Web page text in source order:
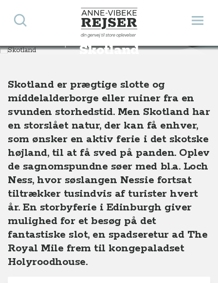
Anne-Vibeke Rejser
din genvej til store oplevelser
Åbn
Søg
Skotland
Destinationer Europa Skotland
Skotland er prægtige slotte og
middelalderborge eller ruiner fra en
svunden storhedstid. Men Skotland har
en storslået natur, der kan få enhver,
som ønsker en aktiv ferie i det skotske
højland, til at få sved på panden. Oplev
de sagnomspundne søer med bl.a. Loch
Ness, hvor søslangen Nessie fortsat
tiltrækker tusindvis af turister hvert
år. En storbyferie i Edinburgh giver
mulighed for et besøg på det
fantastiske slot, en spadseretur ad The
Royal Mile frem til kongepaladset
Holyroodhouse.